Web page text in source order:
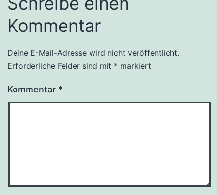
Kommentar
Deine E-Mail-Adresse wird nicht veröffentlicht.
Erforderliche Felder sind mit * markiert
Kommentar *
Alternative: